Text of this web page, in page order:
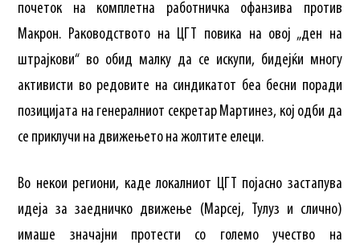
почеток на комплетна работничка офанзива против
Макрон. Раководството на ЦГТ повика на овој „ден на
штрајкови“ во обид малку да се искупи, бидејќи многу
активисти во редовите на синдикатот беа бесни поради
позицијата на генералниот секретар Мартинез, кој одби да
се приклучи на движењето на жолтите елеци.
Во некои региони, каде локалниот ЦГТ појасно застапува
идеја за заедничко движење (Марсеј, Тулуз и слично)
имаше значајни протести со големо учество на